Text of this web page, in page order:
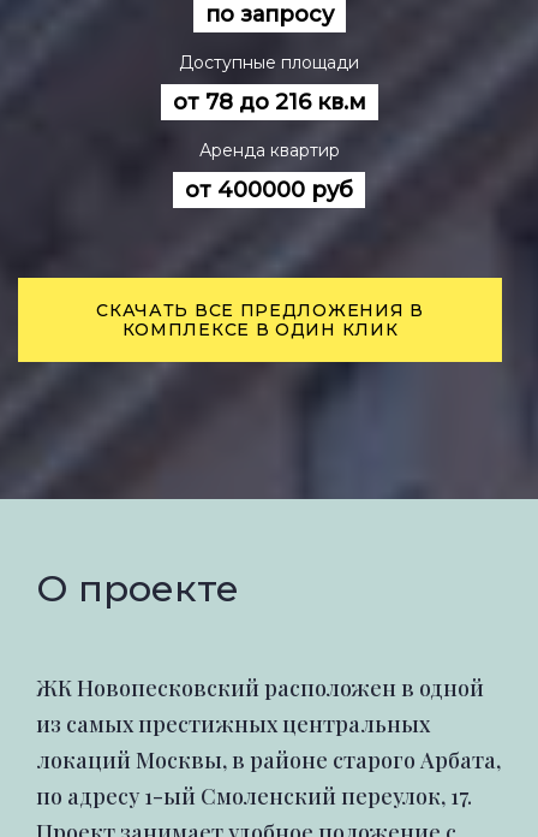
по запросу
Доступные площади
от 78 до 216 кв.м
Аренда квартир
от 400000 руб
СКАЧАТЬ ВСЕ ПРЕДЛОЖЕНИЯ В
КОМПЛЕКСЕ В ОДИН КЛИК
О проекте
ЖК Новопесковский расположен в одной
из самых престижных центральных
локаций Москвы, в районе старого Арбата,
по адресу 1-ый Смоленский переулок, 17.